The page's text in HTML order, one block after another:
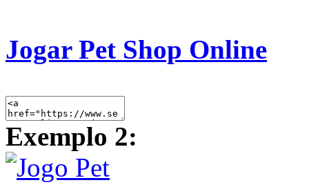
Jogar Pet Shop Online
Exemplo 2: